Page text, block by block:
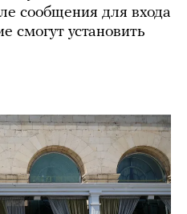
сообщения для входа
смогут установить